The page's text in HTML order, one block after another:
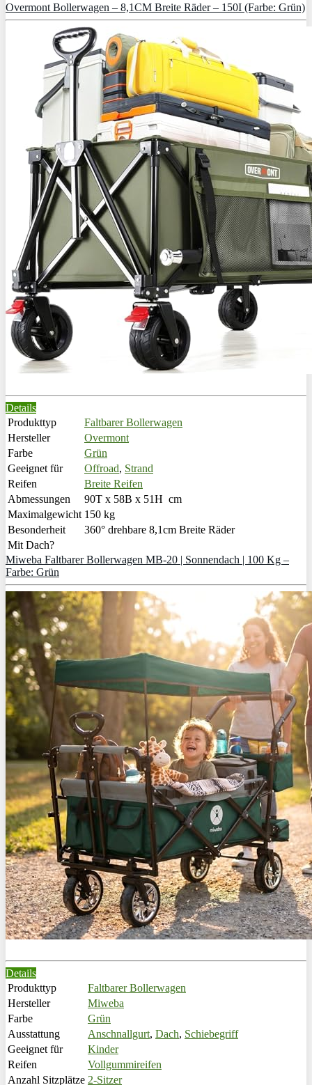
Overmont Bollerwagen – 8,1CM Breite Räder – 150I (Farbe: Grün)
Details
Produkttyp
Faltbarer Bollerwagen
Hersteller
Overmont
Farbe
Grün
Geeignet für
Offroad, Strand
Reifen
Breite Reifen
Abmessungen
90T x 58B x 51H cm
Maximalgewicht 150 kg
Besonderheit
360° drehbare 8,1cm Breite Räder
Mit Dach?
Miweba Faltbarer Bollerwagen MB-20 | Sonnendach | 100 Kg –
Farbe: Grün
Details
Produkttyp
Faltbarer Bollerwagen
Hersteller
Miweba
Farbe
Grün
Ausstattung
Anschnallgurt, Dach, Schiebegriff
Geeignet für
Kinder
Reifen
Vollgummireifen
Anzahl Sitzplätze 2-Sitzer